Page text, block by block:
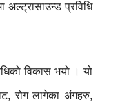
अल्ट्रासाउन्ड प्रविधि
विकास भयो । यो
रोग लागेका अंगहरु,